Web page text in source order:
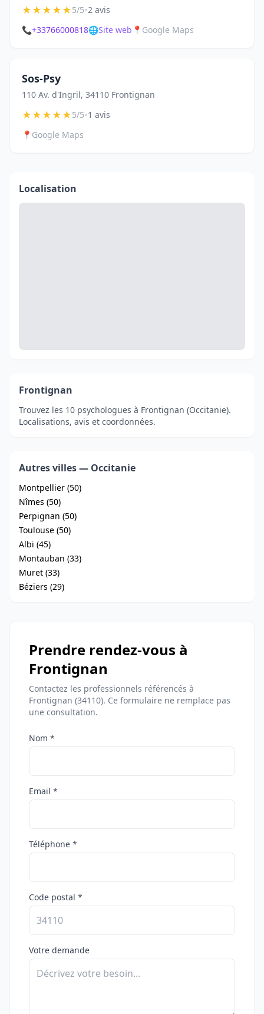
★★★★★5/5•2 avis
📞+33766000818🌐Site web 📍 Google Maps
Sos-Psy
110 Av. d'Ingril, 34110 Frontignan
★★★★★5/5•1 avis
📍 Google Maps
Localisation
Frontignan
Trouvez les 10 psychologues à Frontignan (Occitanie).
Localisations, avis et coordonnées.
Autres villes — Occitanie
Montpellier (50)
Nîmes (50)
Perpignan (50)
Toulouse (50)
Albi (45)
Montauban (33)
Muret (33)
Béziers (29)
Prendre rendez-vous à
Frontignan
Contactez les professionnels référencés à
Frontignan (34110). Ce formulaire ne remplace pas
une consultation.
Nom *
Email *
Téléphone *
Code postal *
Votre demande